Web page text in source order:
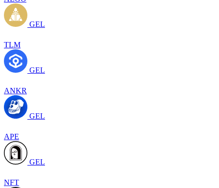
GEL
TLM
GEL
ANKR
GEL
APE
GEL
NFT